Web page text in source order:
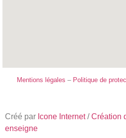
Mentions légales – Politique de
Créé par Icone Internet/Création
enseigne